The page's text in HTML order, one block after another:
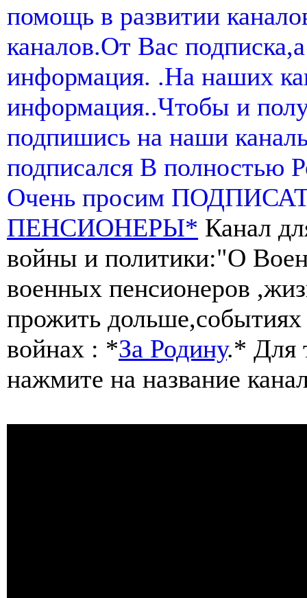
помощь в развитии
каналов.От Вас
информация. .На наших
информация..Чтобы и
подпишись на наши
подписался В полностью
Очень просим
ПЕНСИОНЕРЫ* Канал
войны и политики:"О
военных пенсионеров
прожить
войнах : *За Родину.* Для
нажмите на название